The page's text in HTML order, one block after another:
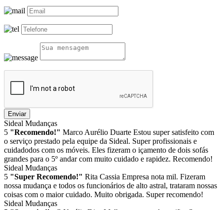
Enviar
Sideal Mudanças
5 "Recomendo!" Marco Aurélio Duarte Estou super satisfeito com
o serviço prestado pela equipe da Sideal. Super profissionais e
cuidadodos com os móveis. Eles fizeram o içamento de dois sofás
grandes para o 5º andar com muito cuidado e rapidez. Recomendo!
Sideal Mudanças
5 "Super Recomendo!" Rita Cassia Empresa nota mil. Fizeram
nossa mudança e todos os funcionários de alto astral, trataram nossas
coisas com o maior cuidado. Muito obrigada. Super recomendo!
Sideal Mudanças